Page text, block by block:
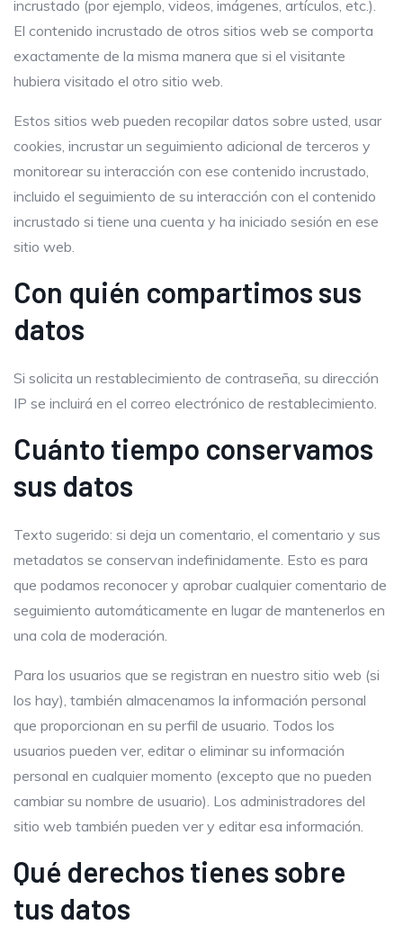
incrustado (por ejemplo, videos, imágenes, artículos, etc.).
El contenido incrustado de otros sitios web se comporta
exactamente de la misma manera que si el visitante
hubiera visitado el otro sitio web.
Estos sitios web pueden recopilar datos sobre usted, usar
cookies, incrustar un seguimiento adicional de terceros y
monitorear su interacción con ese contenido incrustado,
incluido el seguimiento de su interacción con el contenido
incrustado si tiene una cuenta y ha iniciado sesión en ese
sitio web.
Con quién compartimos sus
datos
Si solicita un restablecimiento de contraseña, su dirección
IP se incluirá en el correo electrónico de restablecimiento.
Cuánto tiempo conservamos
sus datos
Texto sugerido: si deja un comentario, el comentario y sus
metadatos se conservan indefinidamente. Esto es para
que podamos reconocer y aprobar cualquier comentario de
seguimiento automáticamente en lugar de mantenerlos en
una cola de moderación.
Para los usuarios que se registran en nuestro sitio web (si
los hay), también almacenamos la información personal
que proporcionan en su perfil de usuario. Todos los
usuarios pueden ver, editar o eliminar su información
personal en cualquier momento (excepto que no pueden
cambiar su nombre de usuario). Los administradores del
sitio web también pueden ver y editar esa información.
Qué derechos tienes sobre
tus datos